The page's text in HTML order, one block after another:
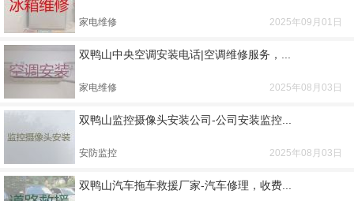
家电维修 2025年09月01日
双鸭山中央空调安装电话|空调维修服务，...
家电维修 2025年08月03日
双鸭山监控摄像头安装公司-公司安装监控...
安防监控 2025年08月03日
双鸭山汽车拖车救援厂家-汽车修理，收费...